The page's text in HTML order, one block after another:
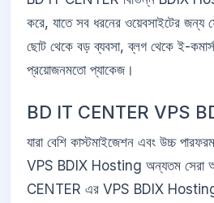
করে, যাতে সব ধরনের ওয়েবসাইটের জন্য
ছোট থেকে বড় ব্যবসা, ব্লগ থেকে ই-
প্রয়োজনমতো প্যাকেজ।
BD IT CENTER VPS
যারা বেশি কাস্টমাইজেশন এবং উচ্চ
VPS BDIX Hosting অন্যতম সেরা
CENTER এর VPS BDIX Hosting